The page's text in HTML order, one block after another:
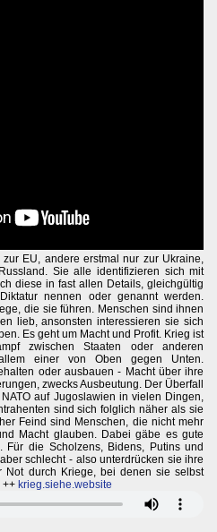
EU, andere erstmal nur zur Ukraine,
Sie alle identifizieren sich mit
diese in fast allen Details, gleichgültig
nennen oder genannt werden.
die sie führen. Menschen sind ihnen
lieb, ansonsten interessieren sie sich
Es geht um Macht und Profit. Krieg ist
zwischen Staaten oder anderen
einer von Oben gegen Unten.
oder ausbauen - Macht über ihre
zwecks Ausbeutung. Der Überfall
auf Jugoslawien in vielen Dingen,
sind sich folglich näher als sie
Feind sind Menschen, die nicht mehr
Macht glauben. Dabei gäbe es gute
die Scholzens, Bidens, Putins und
schlecht - also unterdrücken sie ihre
Not durch Kriege, bei denen sie selbst
++ krieg.siehe.website